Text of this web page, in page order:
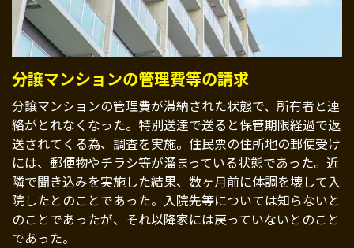
分譲マンションの管理費等の請求
分譲マンションの管理費が滞納された状態で、所有者と連
絡がとれなくなった。特別送達で送ると保管期限経過で返
送されてくる為、調査を実施。住民票の住所地の郵便受け
には、郵便物やチラシ等が溜まっている状態であった。近
隣で聞き込みを実施した結果、数ヶ月前に体調を壊して入
院したとのことであった。入院先等については知らないと
のことであったが、それ以降家には戻っていないとのこと
であった。